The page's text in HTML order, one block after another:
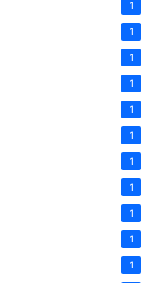
1
1
1
1
1
1
1
1
1
1
1